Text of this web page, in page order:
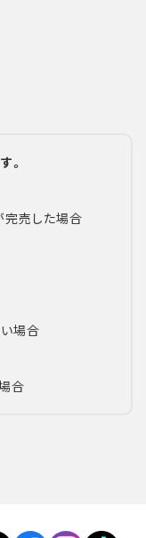
。
完売した場合
場合
合